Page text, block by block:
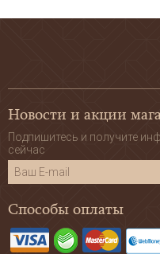
Новости и акции
Подпишитесь и получите
сейчас
Способы оплаты